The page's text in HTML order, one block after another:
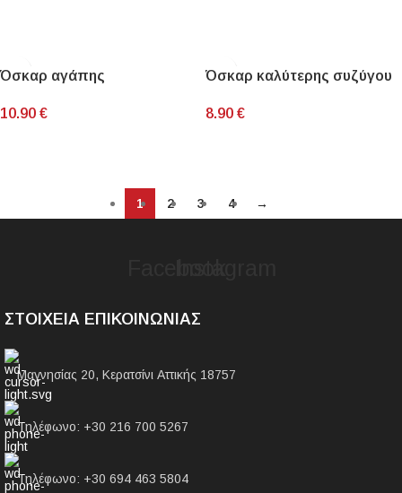
Όσκαρ αγάπης
10.90 €
Όσκαρ καλύτερης συζύγου
8.90 €
1 2 3 4 →
ΣΤΟΙΧΕΙΑ ΕΠΙΚΟΙΝΩΝΙΑΣ
Μαγνησίας 20, Κερατσίνι Αττικής 18757
Τηλέφωνο: +30 216 700 5267
Τηλέφωνο: +30 694 463 5804